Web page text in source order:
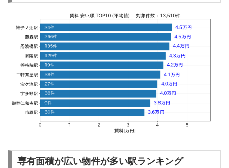
専有面積が広い物件が多い駅ランキング